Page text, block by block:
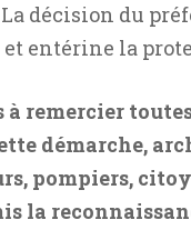
décision du
entérine la
à remercier
démarche,
pompiers,
la